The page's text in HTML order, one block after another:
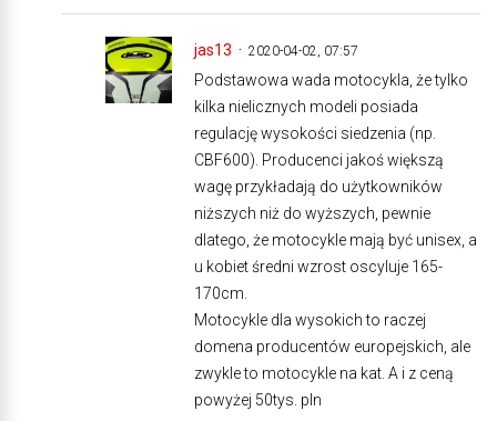
jas13 2020-04-02, 07:57
Podstawowa wada motocykla, że tylko
kilka nielicznych modeli posiada
regulację wysokości siedzenia (np.
CBF600). Producenci jakoś większą
wagę przykładają do użytkowników
niższych niż do wyższych, pewnie
dlatego, że motocykle mają być unisex, a
u kobiet średni wzrost oscyluje 165-
170cm.
Motocykle dla wysokich to raczej
domena producentów europejskich, ale
zwykle to motocykle na kat. A i z ceną
powyżej 50tys. pln